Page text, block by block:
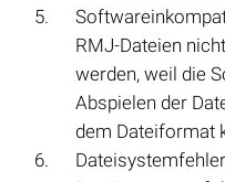
RMJ-Dateien
werden, weil die
Abspielen der
dem Dateiformat